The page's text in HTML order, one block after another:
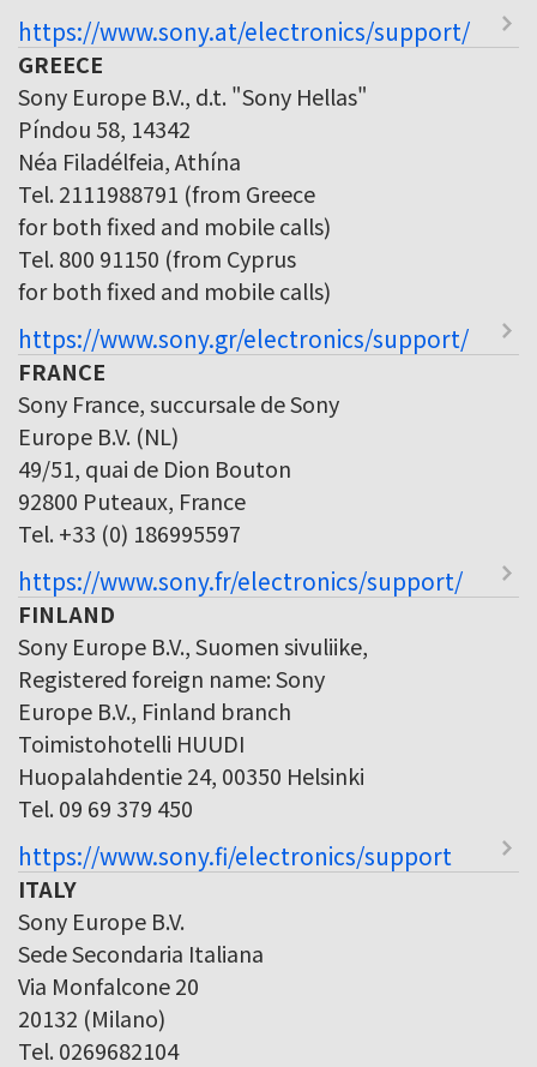
https://www.sony.at/electronics/support/
GREECE
Sony Europe B.V., d.t. "Sony Hellas"
Píndou 58, 14342
Néa Filadélfeia, Athína
Tel. 2111988791 (from Greece
for both fixed and mobile calls)
Tel. 800 91150 (from Cyprus
for both fixed and mobile calls)
https://www.sony.gr/electronics/support/
FRANCE
Sony France, succursale de Sony
Europe B.V. (NL)
49/51, quai de Dion Bouton
92800 Puteaux, France
Tel. +33 (0) 186995597
https://www.sony.fr/electronics/support/
FINLAND
Sony Europe B.V., Suomen sivuliike,
Registered foreign name: Sony
Europe B.V., Finland branch
Toimistohotelli HUUDI
Huopalahdentie 24, 00350 Helsinki
Tel. 09 69 379 450
https://www.sony.fi/electronics/support
ITALY
Sony Europe B.V.
Sede Secondaria Italiana
Via Monfalcone 20
20132 (Milano)
Tel. 0269682104